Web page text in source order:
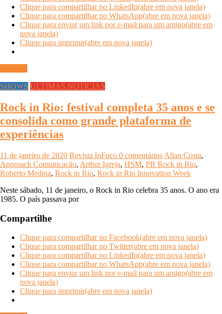
Clique para compartilhar no LinkedIn(abre em nova janela)
Clique para compartilhar no WhatsApp(abre em nova janela)
Clique para enviar um link por e-mail para um amigo(abre em
nova janela)
Clique para imprimir(abre em nova janela)
SHOWS ÚLTIMAS NOTÍCIAS
Rock in Rio: festival completa 35 anos e se
consolida como grande plataforma de
experiências
11 de janeiro de 2020 Revista InFoco 0 comentários Allan Costa,
Approach Comunicação, Arthur Igreja, HSM, PR Rock in Rio,
Roberto Medina, Rock in Rio, Rock in Rio Innovation Week
Neste sábado, 11 de janeiro, o Rock in Rio celebra 35 anos. O ano era
1985. O país passava por
Compartilhe
Clique para compartilhar no Facebook(abre em nova janela)
Clique para compartilhar no Twitter(abre em nova janela)
Clique para compartilhar no LinkedIn(abre em nova janela)
Clique para compartilhar no WhatsApp(abre em nova janela)
Clique para enviar um link por e-mail para um amigo(abre em
nova janela)
Clique para imprimir(abre em nova janela)